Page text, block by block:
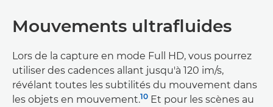
Mouvements ultrafluides
Lors de la capture en mode Full HD, vous pourrez
utiliser des cadences allant jusqu'à 120 im/s,
révélant toutes les subtilités du mouvement dans
les objets en mouvement.10 Et pour les scènes au